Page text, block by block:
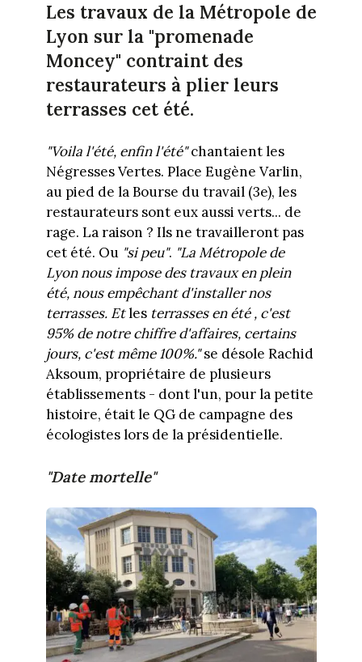
Les travaux de la Métropole de
Lyon sur la "promenade
Moncey" contraint des
restaurateurs à plier leurs
terrasses cet été.
"Voila l'été, enfin l'été"chantaient les
Négresses Vertes. Place Eugène Varlin,
au pied de la Bourse du travail (3e), les
restaurateurs sont eux aussi verts... de
rage. La raison ? Ils ne travailleront pas
cet été. Ou "si peu". "La Métropole de
Lyon nous impose des travaux en plein
été, nous empêchant d'installer nos
terrasses. Etlesterrasses en été , c'est
95% de notre chiffre d'affaires, certains
jours, c'est même 100%."se désole Rachid
Aksoum, propriétaire de plusieurs
établissements - dont l'un, pour la petite
histoire, était le QG de campagne des
écologistes lors de la présidentielle.
"Date mortelle"